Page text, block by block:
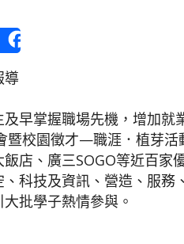
導
早掌握職場先機，增加
暨校園徵才—職涯．植芽
店、廣三SOGO等近百家
科技及資訊、營造、服
批學子熱情參與。